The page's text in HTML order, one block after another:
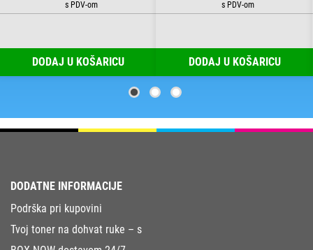
DODAJ U KOŠARICU DODAJ U KOŠARICU
DODATNE INFORMACIJE
Podrška pri kupovini
Tvoj toner na dohvat ruke – s